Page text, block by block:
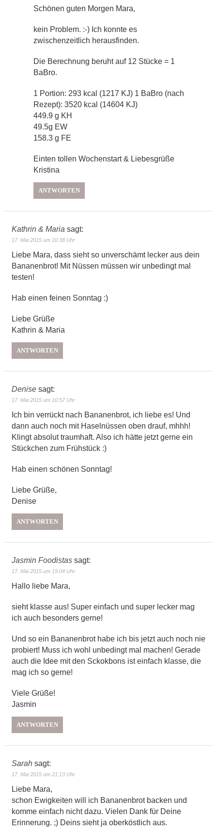
Schönen guten Morgen Mara,
kein Problem. :-) Ich konnte es
zwischenzeitlich herausfinden.
Die Berechnung beruht auf 12 Stücke = 1
BaBro.
1 Portion: 293 kcal (1217 KJ) 1 BaBro (nach
Rezept): 3520 kcal (14604 KJ)
449.9 g KH
49.5g EW
158.3 g FE
Einten tollen Wochenstart & Liebesgrüße
Kristina
ANTWORTEN
Kathrin & Maria sagt:
17. Mai 2015 um 10:38 Uhr
Liebe Mara, dass sieht so unverschämt lecker aus dein
Bananenbrot! Mit Nüssen müssen wir unbedingt mal
testen!
Hab einen feinen Sonntag :)
Liebe Grüße
Kathrin & Maria
ANTWORTEN
Denise sagt:
17. Mai 2015 um 10:57 Uhr
Ich bin verrückt nach Bananenbrot, ich liebe es! Und
dann auch noch mit Haselnüssen oben drauf, mhhh!
Klingt absolut traumhaft. Also ich hätte jetzt gerne ein
Stückchen zum Frühstück :)
Hab einen schönen Sonntag!
Liebe Grüße,
Denise
ANTWORTEN
Jasmin Foodistas sagt:
17. Mai 2015 um 19:04 Uhr
Hallo liebe Mara,
sieht klasse aus! Super einfach und super lecker mag
ich auch besonders gerne!
Und so ein Bananenbrot habe ich bis jetzt auch noch nie
probiert! Muss ich wohl unbedingt mal machen! Gerade
auch die Idee mit den Sckokbons ist einfach klasse, die
mag ich so gerne!
Viele Grüße!
Jasmin
ANTWORTEN
Sarah sagt:
17. Mai 2015 um 21:13 Uhr
Liebe Mara,
schon Ewigkeiten will ich Bananenbrot backen und
komme einfach nicht dazu. Vielen Dank für Deine
Erinnerung. ;) Deins sieht ja oberköstlich aus.